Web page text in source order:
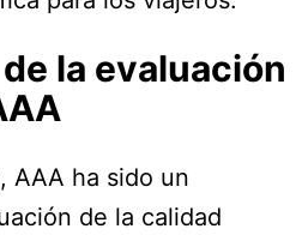
la evaluación
AAA ha sido un
de la calidad